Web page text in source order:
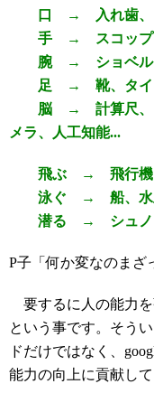
口 → 入れ歯、ミ
手 → スコップ、
腕 → ショベル
足 → 靴、タイヤ
脳 → 計算尺、電
メラ、人工知能...
飛ぶ → 飛行機、
泳ぐ → 船、水
潜る → シュノー
P子「何か変なのまざ
要するに人の能力を
という事です。そう
ドだけではなく、
能力の向上に貢献し